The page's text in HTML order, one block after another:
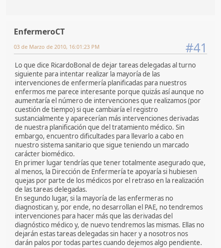
EnfermeroCT
#41
03 de Marzo de 2010, 16:01:23 PM
Lo que dice RicardoBonal de dejar tareas delegadas al turno
siguiente para intentar realizar la mayoría de las
intervenciones de enfermería planificadas para nuestros
enfermos me parece interesante porque quizás así aunque no
aumentaría el número de intervenciones que realizamos (por
cuestión de tiempo) si que cambiaría el registro
sustancialmente y aparecerían más intervenciones derivadas
de nuestra planificación que del tratamiento médico. Sin
embargo, encuentro dificultades para llevarlo a cabo en
nuestro sistema sanitario que sigue teniendo un marcado
carácter biomédico.
En primer lugar tendrías que tener totalmente asegurado que,
al menos, la Dirección de Enfermería te apoyaría si hubiesen
quejas por parte de los médicos por el retraso en la realización
de las tareas delegadas.
En segundo lugar, si la mayoría de las enfermeras no
diagnostican y, por ende, no desarrollan el PAE, no tendremos
intervenciones para hacer más que las derivadas del
diagnóstico médico y, de nuevo tendremos las mismas. Ellas no
dejarán estas tareas delegadas sin hacer y a nosotros nos
darán palos por todas partes cuando dejemos algo pendiente.